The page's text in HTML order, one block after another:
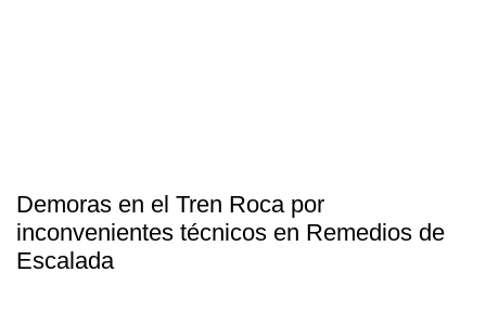
Demoras en el Tren Roca por
inconvenientes técnicos en Remedios de
Escalada